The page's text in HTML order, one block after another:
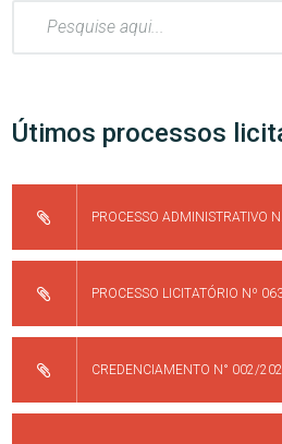
Útimos processos
PROCESSO ADMINISTRATIVO
PROCESSO LICITATÓRIO Nº
CREDENCIAMENTO N° 002/